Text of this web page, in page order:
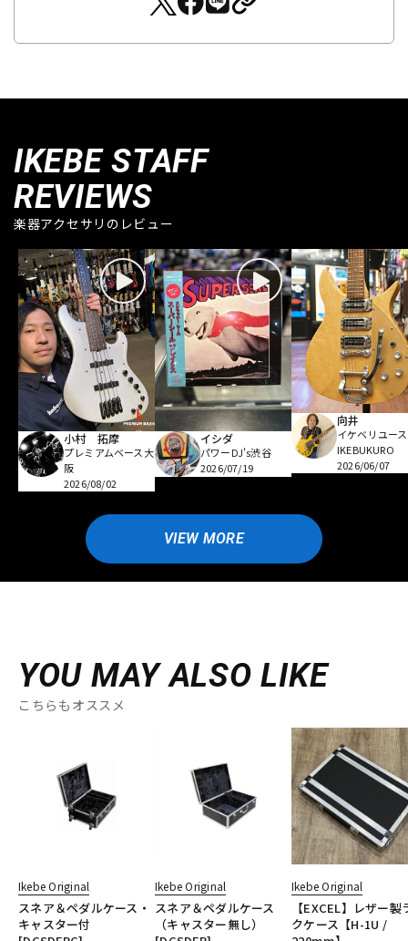
IKEBE STAFF
REVIEWS
楽器アクセサリのレビュー
小村 拓摩
プレミアムベース大
阪
2026/08/02
イシダ
パワーDJ's渋谷
2026/07/19
向井
イケベリユース
IKEBUKURO
2026/06/07
VIEW MORE
YOU MAY ALSO LIKE
こちらもオススメ
Ikebe Original
スネア＆ペダルケース・
キャスター付
Ikebe Original
スネア＆ペダルケース
（キャスター無し）
Ikebe Original
【EXCEL】レザー製
クケース【H-1U /